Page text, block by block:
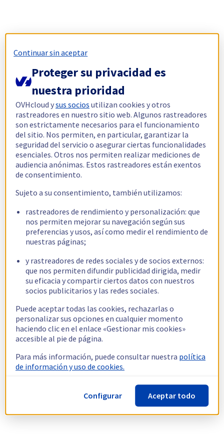
Continuar sin aceptar
Proteger su privacidad es
nuestra prioridad
OVHcloud ysus socios utilizan cookies y otros
rastreadores en nuestro sitio web. Algunos rastreadores
son estrictamente necesarios para el funcionamiento
del sitio. Nos permiten, en particular, garantizar la
seguridad del servicio o asegurar ciertas funcionalidades
esenciales. Otros nos permiten realizar mediciones de
audiencia anónimas. Estos rastreadores están exentos
de consentimiento.
Sujeto a su consentimiento, también utilizamos:
rastreadores de rendimiento y personalización: que
nos permiten mejorar su navegación según sus
preferencias y usos, así como medir el rendimiento de
nuestras páginas;
y rastreadores de redes sociales y de socios externos:
que nos permiten difundir publicidad dirigida, medir
su eficacia y compartir ciertos datos con nuestros
socios publicitarios y las redes sociales.
Puede aceptar todas las cookies, rechazarlas o
personalizar sus opciones en cualquier momento
haciendo clic en el enlace «Gestionar mis cookies»
accesible al pie de página.
Para más información, puede consultar nuestra política
de información y uso de cookies.
Configurar Aceptar todo